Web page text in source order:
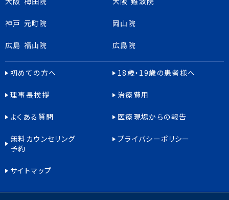
神戸 元町院 岡山院
広島 福山院 広島院
初めての方へ 18歳・19歳の患者様へ
理事長挨拶 治療費用
よくある質問 医療現場からの報告
無料カウンセリング
予約
プライバシーポリシー
サイトマップ